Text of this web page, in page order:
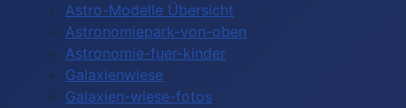
Astro-Modelle Übersicht
Astronomiepark-von-oben
Astronomie-fuer-kinder
Galaxienwiese
Galaxien-wiese-fotos